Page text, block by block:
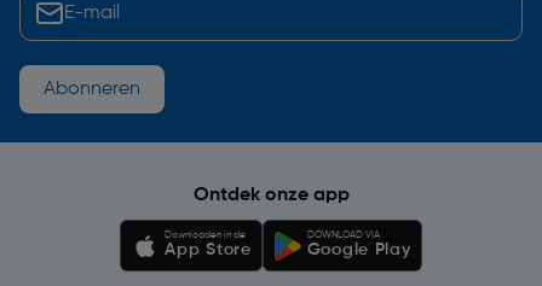
Abonneren
Ontdek onze app
Downloaden in de
App Store
DOWNLOAD VIA
Google Play